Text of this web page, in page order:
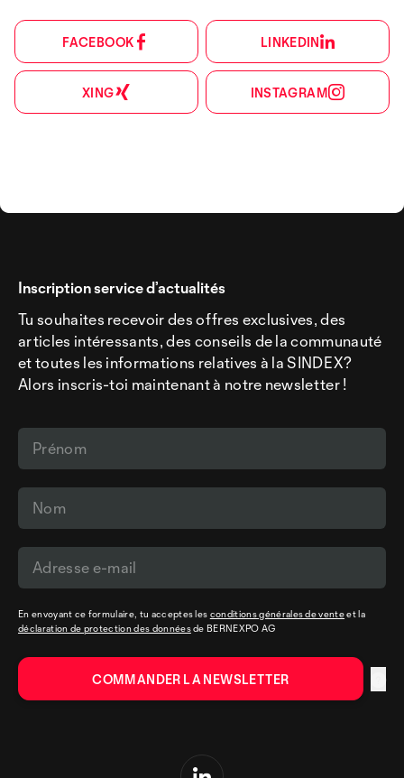
FACEBOOK LINKEDIN
XING INSTAGRAM
Inscription service d’actualités
Tu souhaites recevoir des offres exclusives, des
articles intéressants, des conseils de la communauté
et toutes les informations relatives à la SINDEX?
Alors inscris-toi maintenant à notre newsletter !
En envoyant ce formulaire, tu acceptes les conditions générales de venteet la
déclaration de protection des donnéesde BERNEXPO AG